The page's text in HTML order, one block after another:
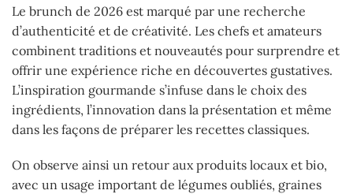
Le brunch de 2026 est marqué par une recherche
d’authenticité et de créativité. Les chefs et amateurs
combinent traditions et nouveautés pour surprendre et
offrir une expérience riche en découvertes gustatives.
L’inspiration gourmande s’infuse dans le choix des
ingrédients, l’innovation dans la présentation et même
dans les façons de préparer les recettes classiques.
On observe ainsi un retour aux produits locaux et bio,
avec un usage important de légumes oubliés, graines